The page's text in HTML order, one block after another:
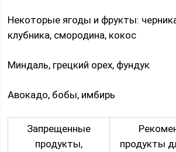
Некоторые ягоды и фрукты:
клубника, смородина, кокос
Миндаль, грецкий орех, фундук
Авокадо, бобы, имбирь
Запрещенные
продукты,
продукты